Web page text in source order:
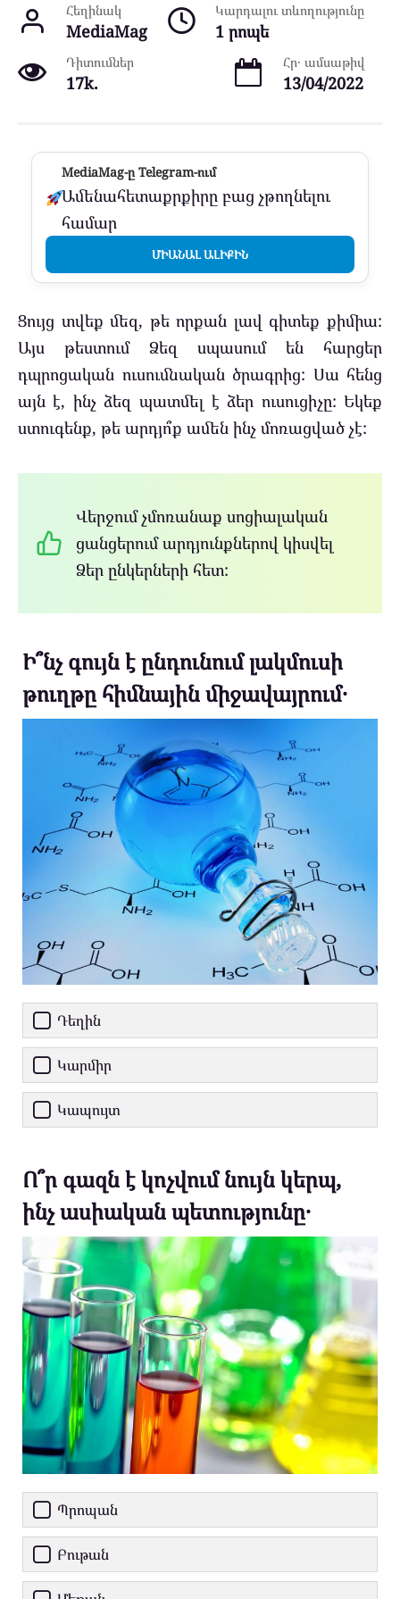
Հեղինակ
MediaMag
Կարդալու տևողությունը
1 րոպե
Դիտումներ
17k.
Հր․ ամսաթիվ
13/04/2022
MediaMag-ը Telegram-ում
Ամենահետաքրքիրը բաց չթողնելու
համար
ՄԻԱՆԱԼ ԱԼԻՔԻՆ
Ցույց տվեք մեզ, թե որքան լավ գիտեք քիմիա:
Այս թեստում Ձեզ սպասում են հարցեր
դպրոցական ուսումնական ծրագրից: Սա հենց
այն է, ինչ ձեզ պատմել է ձեր ուսուցիչը: Եկեք
ստուգենք, թե արդյո՞ք ամեն ինչ մոռացված չէ:
Վերջում չմոռանաք սոցիալական
ցանցերում արդյունքներով կիսվել
Ձեր ընկերների հետ:
Ի՞նչ գույն է ընդունում լակմուսի
թուղթը հիմնային միջավայրում․
Դեղին
Կարմիր
Կապույտ
Ո՞ր գազն է կոչվում նույն կերպ,
ինչ ասիական պետությունը․
Պրոպան
Բութան